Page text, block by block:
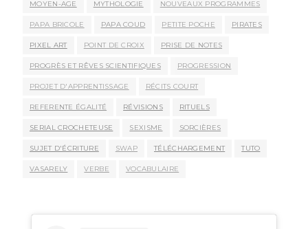
MOYEN-AGE MYTHOLOGIE NOUVEAUX PROGRAMMES
PAPA BRICOLE PAPA COUD PETITE POCHE PIRATES
PIXEL ART POINT DE CROIX PRISE DE NOTES
PROGRÈS ET RÊVES SCIENTIFIQUES PROGRESSION
PROJET D'APPRENTISSAGE RÉCITS COURT
REFERENTE ÉGALITÉ RÉVISIONS RITUELS
SERIAL CROCHETEUSE SEXISME SORCIÈRES
SUJET D'ÉCRITURE SWAP TÉLÉCHARGEMENT TUTO
VASARELY VERBE VOCABULAIRE